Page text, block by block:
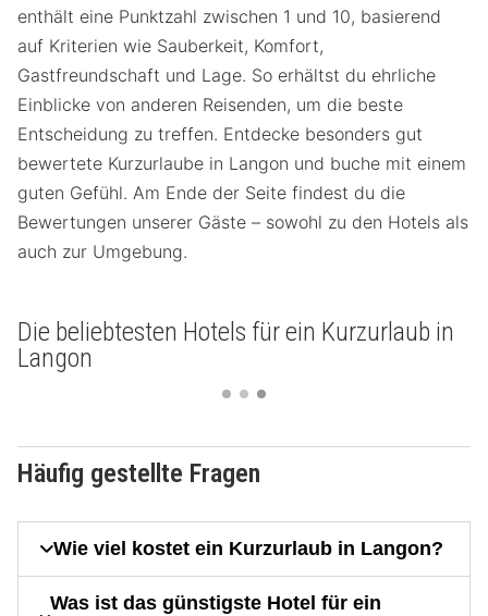
enthält eine Punktzahl zwischen 1 und 10, basierend
auf Kriterien wie Sauberkeit, Komfort,
Gastfreundschaft und Lage. So erhältst du ehrliche
Einblicke von anderen Reisenden, um die beste
Entscheidung zu treffen. Entdecke besonders gut
bewertete Kurzurlaube in Langon und buche mit einem
guten Gefühl. Am Ende der Seite findest du die
Bewertungen unserer Gäste – sowohl zu den Hotels als
auch zur Umgebung.
Die beliebtesten Hotels für ein Kurzurlaub in
Langon
Häufig gestellte Fragen
Wie viel kostet ein Kurzurlaub in Langon?
Was ist das günstigste Hotel für ein